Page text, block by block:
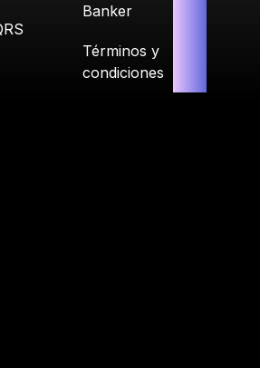
Banker
Términos y
condiciones